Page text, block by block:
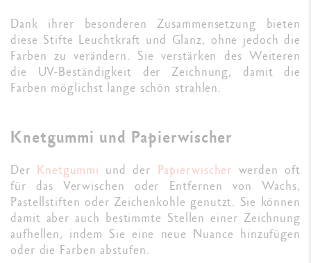
Dank ihrer besonderen Zusammensetzung bieten
diese Stifte Leuchtkraft und Glanz, ohne jedoch die
Farben zu verändern. Sie verstärken des Weiteren
die UV-Beständigkeit der Zeichnung, damit die
Farben möglichst lange schön strahlen.
Knetgummi und Papierwischer
Der Knetgummi und der Papierwischer werden oft
für das Verwischen oder Entfernen von Wachs,
Pastellstiften oder Zeichenkohle genutzt. Sie können
damit aber auch bestimmte Stellen einer Zeichnung
aufhellen, indem Sie eine neue Nuance hinzufügen
oder die Farben abstufen.